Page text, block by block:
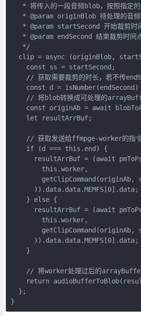
* 将传入的一段音频blob，按照指定
   * @param originBlob 待处理的音频
* @param startSecond 开始裁剪时间
* @param endSecond 结束裁剪时间点
   */
clip = async (originBlob,
    const ss = startSecond;
// 获取需要裁剪的时长，若不传
const d =
// 将blob转换成可处理的
const originAb = await
    let resultArrBuf;
// 获取发送给ffmpge-worker的指
    if (d === this.end) {
resultArrBuf = (await
        this.worker,
getClipCommand(originAb,
      )).data.data.MEMFS[0].data;
    } else {
resultArrBuf = (await
        this.worker,
getClipCommand(originAb,
      )).data.data.MEMFS[0].data;
    }
// 将worker处理过后的
return
  };
}